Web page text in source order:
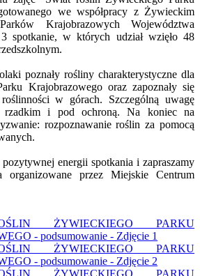
we współpracy z Żywieckim
Krajobrazowych Województwa
spotkanie, w których udział wzięło 48
poznały rośliny charakterystyczne dla
Krajobrazowego oraz zapoznały się
w górach. Szczególną uwagę
rzadkim i pod ochroną. Na koniec na
rozpoznawanie roślin za pomocą
energii spotkania i zapraszamy
organizowane przez Miejskie Centrum